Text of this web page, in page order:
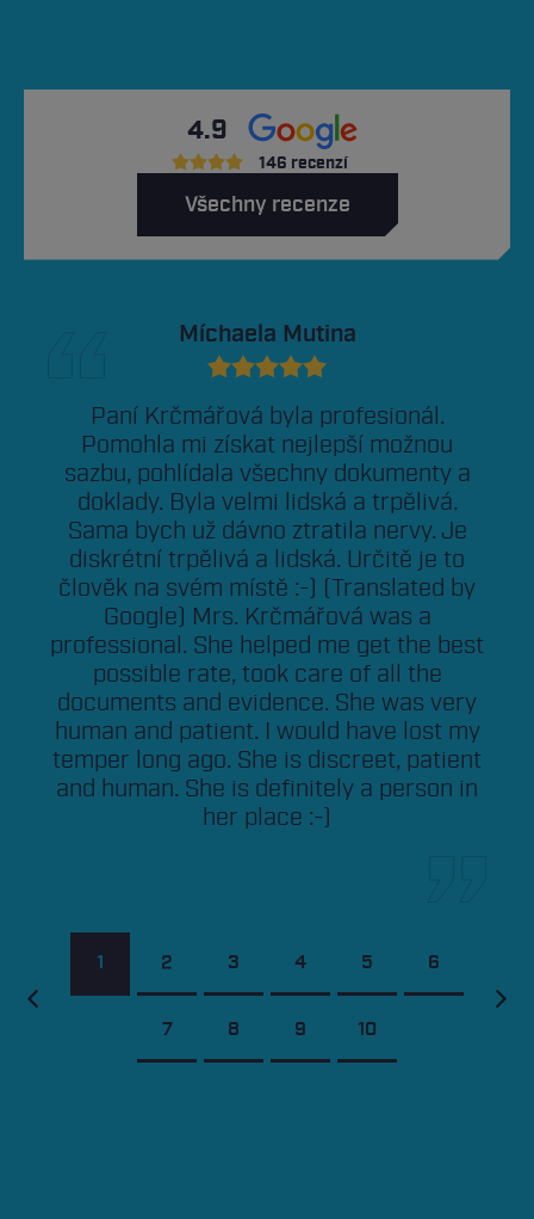
4.9
146 recenzí
Všechny recenze
Míchaela Mutina
Paní Krčmářová byla profesionál.
Pomohla mi získat nejlepší možnou
sazbu, pohlídala všechny dokumenty a
doklady. Byla velmi lidská a trpělivá.
Sama bych už dávno ztratila nervy. Je
diskrétní trpělivá a lidská. Určitě je to
člověk na svém místě :-) (Translated by
Google) Mrs. Krčmářová was a
professional. She helped me get the best
possible rate, took care of all the
documents and evidence. She was very
human and patient. I would have lost my
temper long ago. She is discreet, patient
and human. She is definitely a person in
her place :-)